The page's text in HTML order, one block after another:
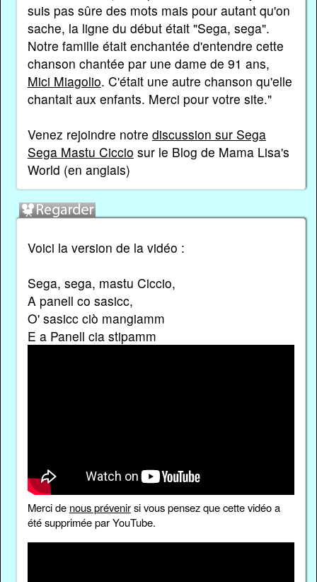
suis pas sûre des mots mais pour autant qu'on
sache, la ligne du début était "Sega, sega".
Notre famille était enchantée d'entendre cette
chanson chantée par une dame de 91 ans,
Mici Miagolio. C'était une autre chanson qu'elle
chantait aux enfants. Merci pour votre site."
Venez rejoindre notre discussion sur Sega
Sega Mastu Ciccio sur le Blog de Mama Lisa's
World (en anglais)
Voici la version de la vidéo :
Sega, sega, mastu Ciccio,
A panell co sasicc,
O' sasicc ciò mangiamm
E a Panell cia stipamm
Merci de nous prévenirsi vous pensez que cette vidéo a
été supprimée par YouTube.